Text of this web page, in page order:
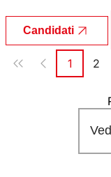
Candidati
Paginazione
Pagina
1 2